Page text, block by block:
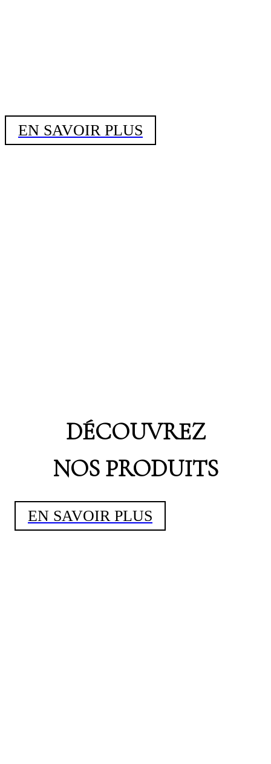
EN SAVOIR PLUS
DÉCOUVREZ
NOS PRODUITS
EN SAVOIR PLUS